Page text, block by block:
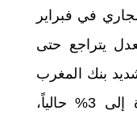
في فبراير
وبدأ المعدل يتراجع حتى
مع تشديد بنك المغرب
لسياسته النقدية ورفعه الفائدة إلى 3% حالياً،